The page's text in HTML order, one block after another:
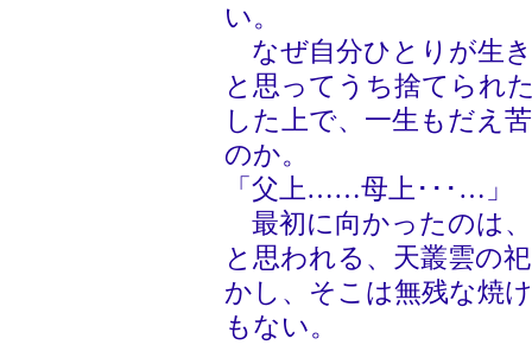
い。
なぜ自分ひとりが生
と思ってうち捨てられ
した上で、一生もだえ
のか。
「父上……母上･･･…」
最初に向かったのは
と思われる、天叢雲の
かし、そこは無残な焼
もない。